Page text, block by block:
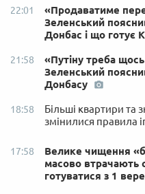
22:01
«Продаватиме
Зеленський
Донбас і що готує
21:58
«Путіну треба
Зеленський
Донбасу
18:58
Більші квартири та
змінилися правила
17:58
Велике чищення
масово втрачають
готуватися з 1